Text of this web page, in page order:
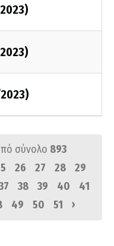
σύνολο 893
26 27 28
29
38 39 40
41
49 50 51 ›